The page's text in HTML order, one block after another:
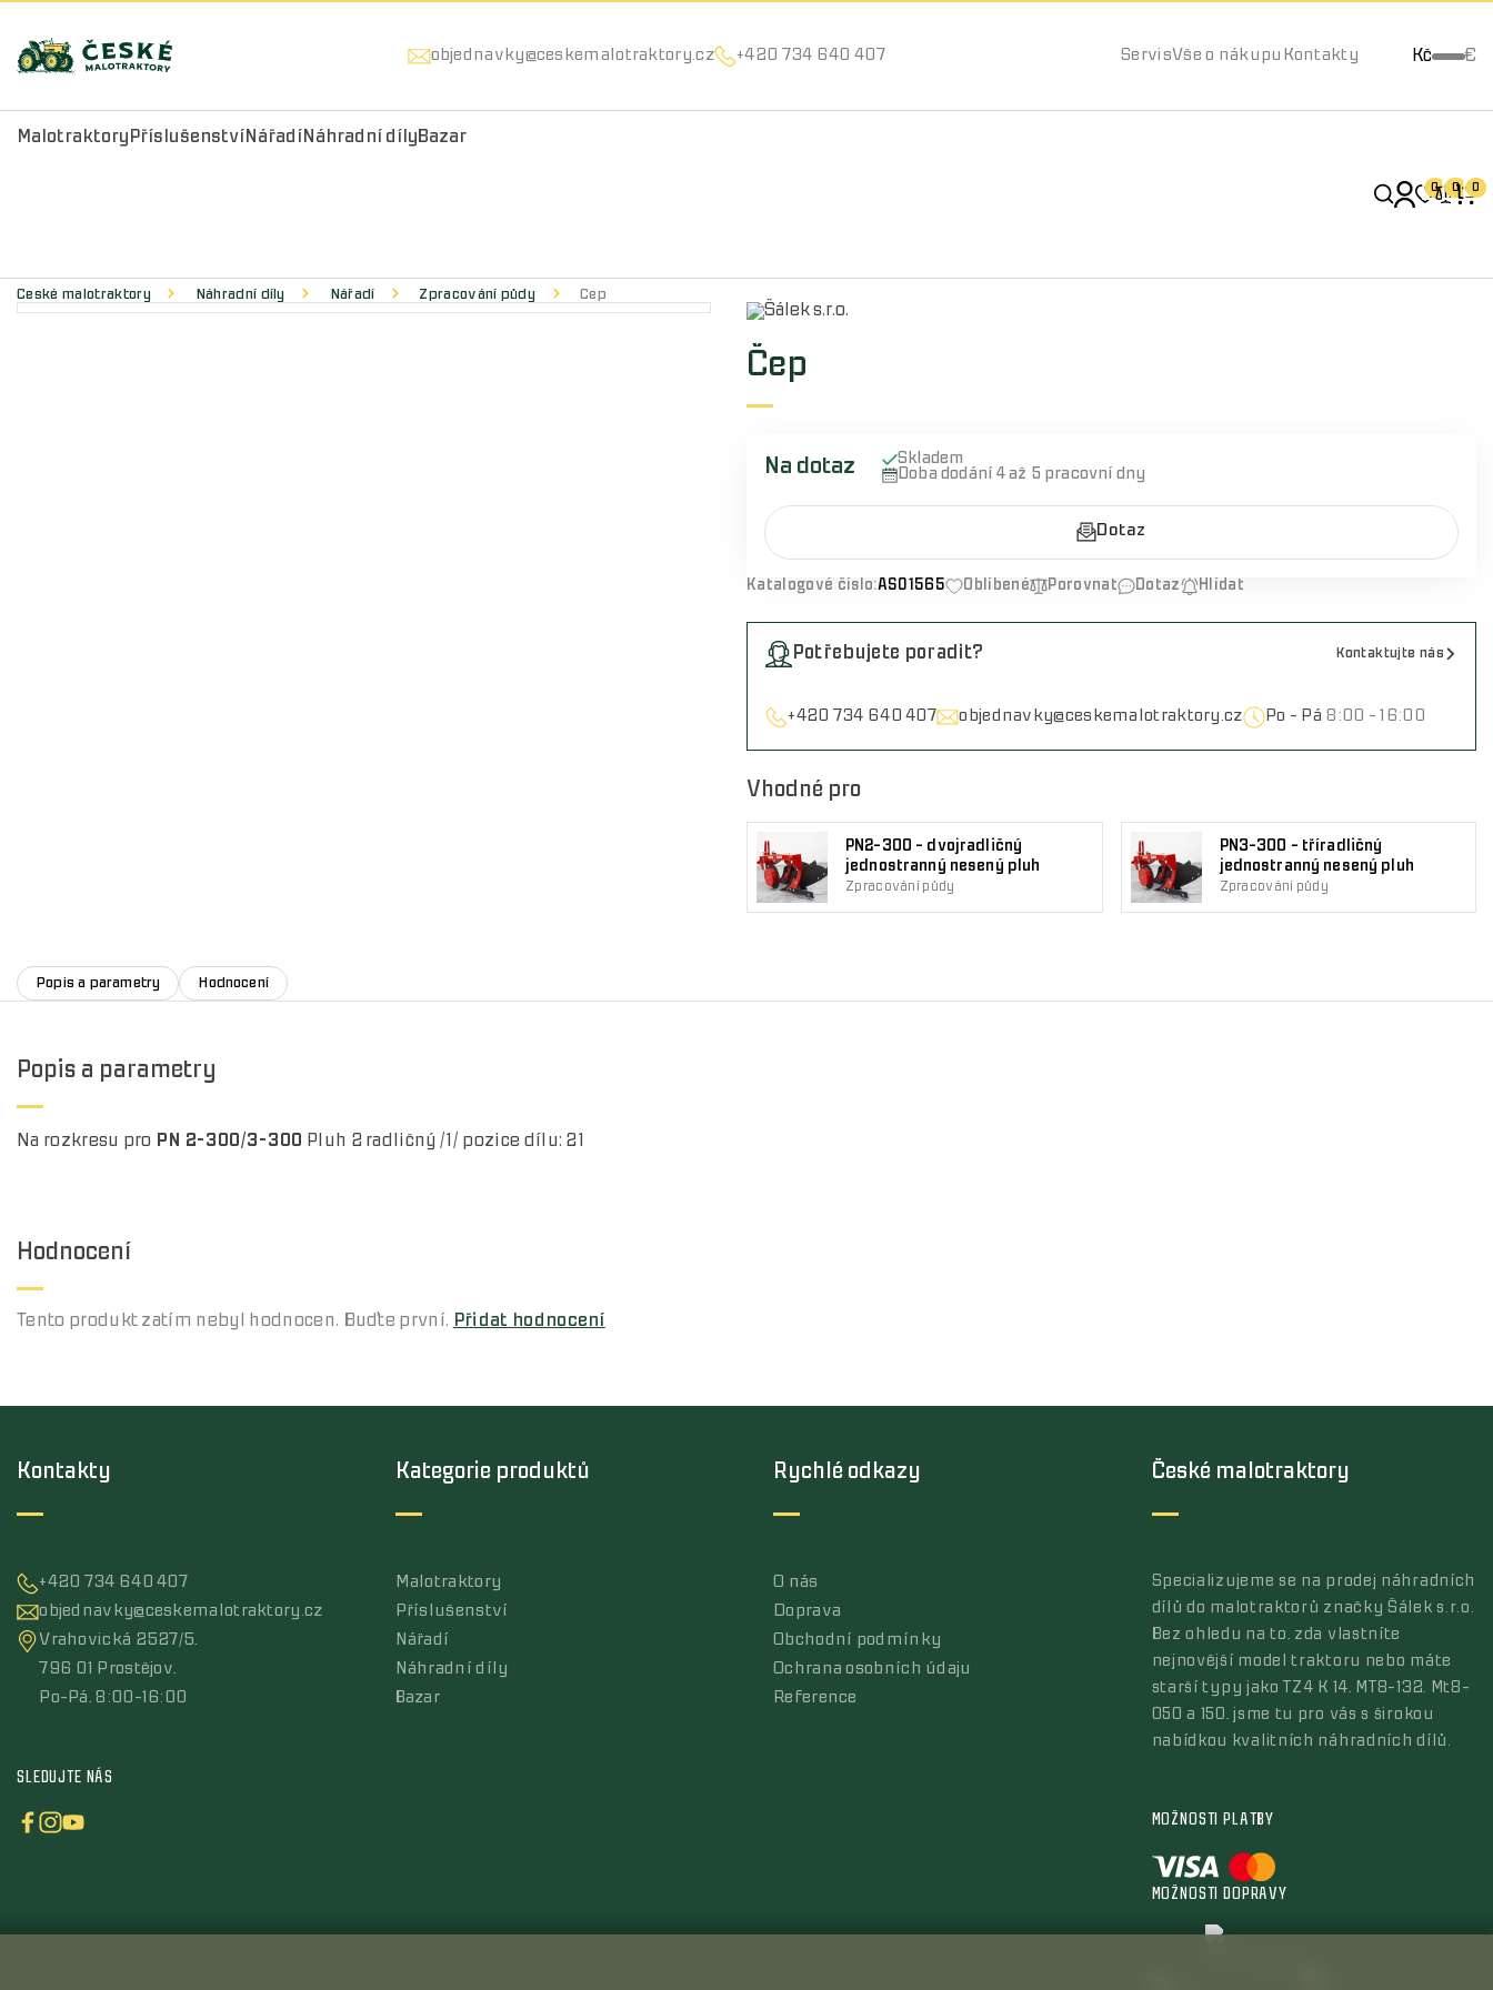
objednavky@ceskemalotraktory.cz +420 734 640 407 ServisVše o nákupu Kontakty Kč €
Malotraktory Příslušenství Nářadí Náhradní díly Bazar
0 0 0
České malotraktory Náhradní díly Nářadí Zpracování půdy Čep
Čep
Na dotaz
Skladem
Doba dodání 4 až 5 pracovní dny
Dotaz
Katalogové číslo:AS01565 Oblíbené Porovnat Dotaz Hlídat
Potřebujete poradit? Kontaktujte nás
+420 734 640 407 objednavky@ceskemalotraktory.cz Po - Pá 8:00 - 16:00
Vhodné pro
PN2-300 - dvojradličný
jednostranný nesený pluh
Zpracování půdy
PN3-300 - tříradličný
jednostranný nesený pluh
Zpracování půdy
Popis a parametry Hodnocení
Popis a parametry
Na rozkresu pro PN 2-300/3-300 Pluh 2 radličný /1/ pozice dílu: 21
Hodnocení
Tento produkt zatím nebyl hodnocen. Buďte první. Přidat hodnocení
Kontakty
+420 734 640 407
objednavky@ceskemalotraktory.cz
Vrahovická 2527/5,
796 01 Prostějov,
Po-Pá, 8:00-16:00
SLEDUJTE NÁS
Kategorie produktů
Malotraktory
Příslušenství
Nářadí
Náhradní díly
Bazar
Rychlé odkazy
O nás
Doprava
Obchodní podmínky
Ochrana osobních údaju
Reference
České malotraktory
Specializujeme se na prodej náhradních
dílů do malotraktorů značky Šálek s.r.o.
Bez ohledu na to, zda vlastníte
nejnovější model traktoru nebo máte
starší typy jako TZ4 K 14, MT8-132, Mt8-
050 a 150, jsme tu pro vás s širokou
nabídkou kvalitních náhradních dílů.
MOŽNOSTI PLATBY
MOŽNOSTI DOPRAVY